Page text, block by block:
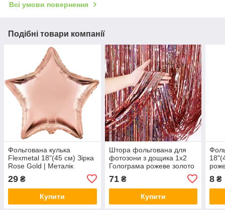
Всі умови повернення
Подібні товари компанії
Фольгована кулька
Flexmetal 18"(45 см) Зірка
Rose Gold | Металік
29 ₴
Купити
Штора фольгована для
фотозони з дощика 1х2
Голограма рожеве золото
71₴
Купити
8 ₴